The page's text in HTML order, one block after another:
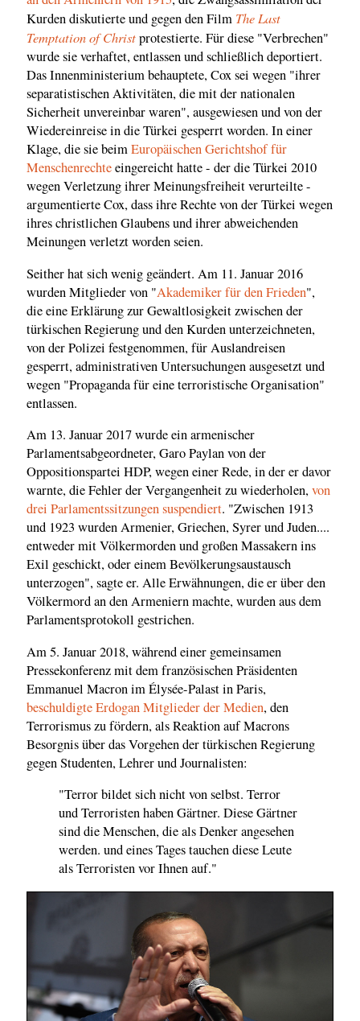
Kurden diskutierte und gegen den Film The Last
Temptation of Christprotestierte. Für diese "Verbrechen"
wurde sie verhaftet, entlassen und schließlich deportiert.
Das Innenministerium behauptete, Cox sei wegen "ihrer
separatistischen Aktivitäten, die mit der nationalen
Sicherheit unvereinbar waren", ausgewiesen und von der
Wiedereinreise in die Türkei gesperrt worden. In einer
Klage, die sie beimEuropäischen Gerichtshof für
Menschenrechteeingereicht hatte - der die Türkei 2010
wegen Verletzung ihrer Meinungsfreiheit verurteilte -
argumentierte Cox, dass ihre Rechte von der Türkei wegen
ihres christlichen Glaubens und ihrer abweichenden
Meinungen verletzt worden seien.
Seither hat sich wenig geändert. Am 11. Januar 2016
wurden Mitglieder von "Akademiker für den Frieden",
die eine Erklärung zur Gewaltlosigkeit zwischen der
türkischen Regierung und den Kurden unterzeichneten,
von der Polizei festgenommen, für Auslandreisen
gesperrt, administrativen Untersuchungen ausgesetzt und
wegen "Propaganda für eine terroristische Organisation"
entlassen.
Am 13. Januar 2017 wurde ein armenischer
Parlamentsabgeordneter, Garo Paylan von der
Oppositionspartei HDP, wegen einer Rede, in der er davor
warnte, die Fehler der Vergangenheit zu wiederholen,von
drei Parlamentssitzungen suspendiert. "Zwischen 1913
und 1923 wurden Armenier, Griechen, Syrer und Juden....
entweder mit Völkermorden und großen Massakern ins
Exil geschickt, oder einem Bevölkerungsaustausch
unterzogen", sagte er. Alle Erwähnungen, die er über den
Völkermord an den Armeniern machte, wurden aus dem
Parlamentsprotokoll gestrichen.
Am 5. Januar 2018, während einer gemeinsamen
Pressekonferenz mit dem französischen Präsidenten
Emmanuel Macron im Élysée-Palast in Paris,
beschuldigte Erdogan Mitglieder der Medien, den
Terrorismus zu fördern, als Reaktion auf Macrons
Besorgnis über das Vorgehen der türkischen Regierung
gegen Studenten, Lehrer und Journalisten:
"Terror bildet sich nicht von selbst. Terror
und Terroristen haben Gärtner. Diese Gärtner
sind die Menschen, die als Denker angesehen
werden. und eines Tages tauchen diese Leute
als Terroristen vor Ihnen auf."